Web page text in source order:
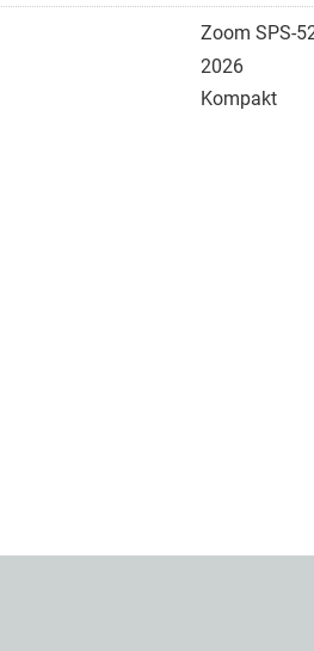
Zoom SPS-
2026
Kompakt